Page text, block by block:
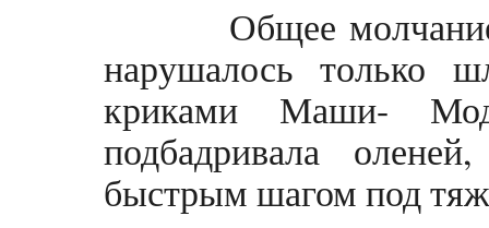
Общее молчание
нарушалось только
криками Маши-
подбадривала
быстрым шагом под